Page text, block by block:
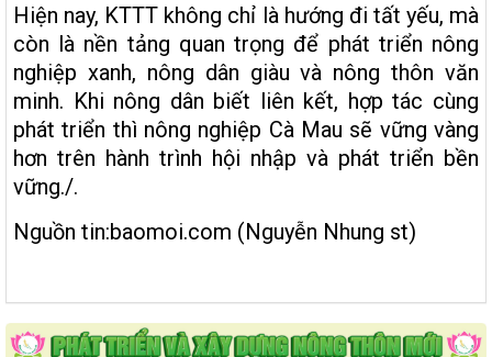
Hiện nay, KTTT không chỉ là hướng đi tất yếu, mà
còn là nền tảng quan trọng để phát triển nông
nghiệp xanh, nông dân giàu và nông thôn văn
minh. Khi nông dân biết liên kết, hợp tác cùng
phát triển thì nông nghiệp Cà Mau sẽ vững vàng
hơn trên hành trình hội nhập và phát triển bền
vững./.
Nguồn tin:baomoi.com (Nguyễn Nhung st)